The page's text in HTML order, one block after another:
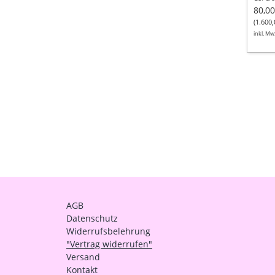
inkl.
AGB
Datenschutz
Widerrufsbelehrung
"Vertrag widerrufen"
Versand
Kontakt